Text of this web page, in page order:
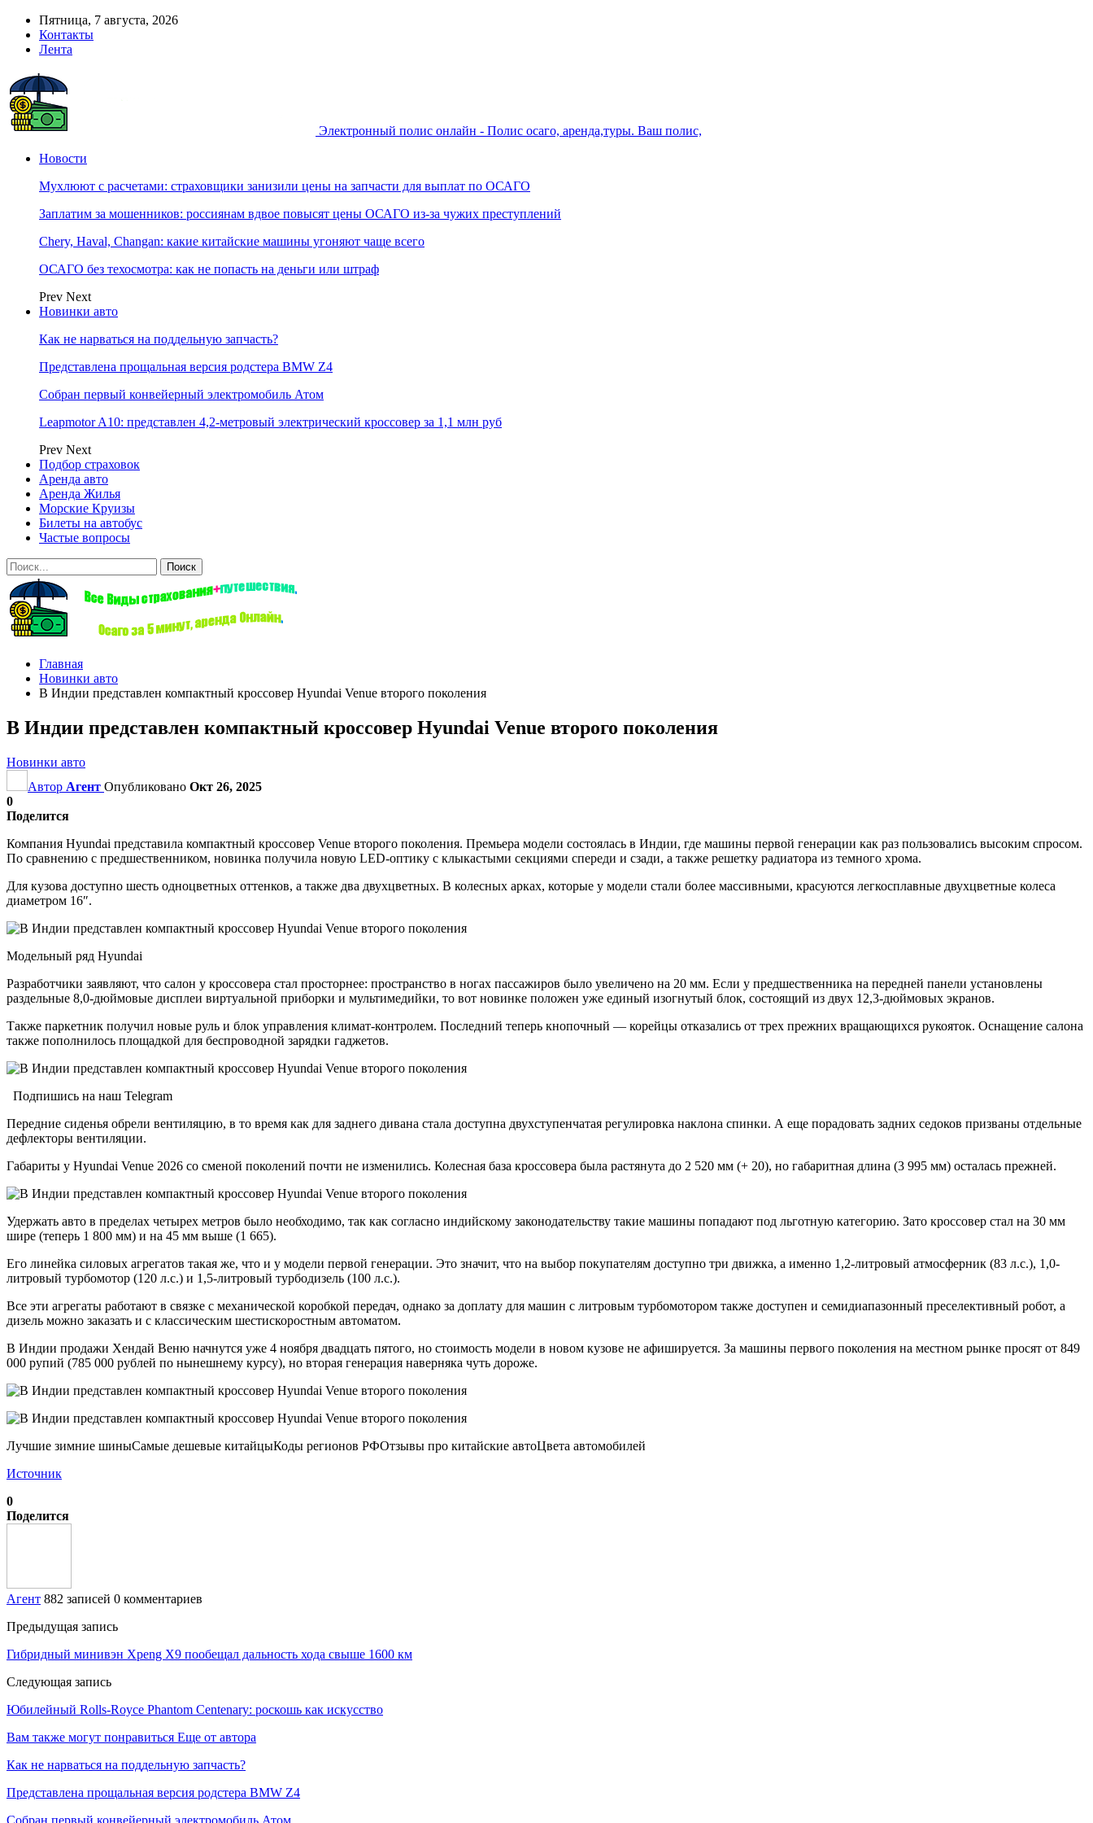
Пятница, 7 августа, 2026
Контакты
Лента
Электронный полис онлайн - Полис осаго, аренда,туры. Ваш полис,
Новости
Мухлюют с расчетами: страховщики занизили цены на запчасти для выплат по ОСАГО
Заплатим за мошенников: россиянам вдвое повысят цены ОСАГО из-за чужих преступлений
Chery, Haval, Changan: какие китайские машины угоняют чаще всего
ОСАГО без техосмотра: как не попасть на деньги или штраф
Prev Next
Новинки авто
Как не нарваться на поддельную запчасть?
Представлена прощальная версия родстера BMW Z4
Собран первый конвейерный электромобиль Атом
Leapmotor A10: представлен 4,2-метровый электрический кроссовер за 1,1 млн руб
Prev Next
Подбор страховок
Аренда авто
Аренда Жилья
Морские Круизы
Билеты на автобус
Частые вопросы
Главная
Новинки авто
В Индии представлен компактный кроссовер Hyundai Venue второго поколения
В Индии представлен компактный кроссовер Hyundai Venue второго поколения
Новинки авто
Автор Агент Опубликовано Окт 26, 2025
0
Поделится
Компания Hyundai представила компактный кроссовер Venue второго поколения. Премьера модели состоялась в Индии, где машины первой генерации как раз пользовались высоким спросом.
По сравнению с предшественником, новинка получила новую LED-оптику с клыкастыми секциями спереди и сзади, а также решетку радиатора из темного хрома.
Для кузова доступно шесть одноцветных оттенков, а также два двухцветных. В колесных арках, которые у модели стали более массивными, красуются легкосплавные двухцветные колеса
диаметром 16″.
Модельный ряд Hyundai
Разработчики заявляют, что салон у кроссовера стал просторнее: пространство в ногах пассажиров было увеличено на 20 мм. Если у предшественника на передней панели установлены
раздельные 8,0-дюймовые дисплеи виртуальной приборки и мультимедийки, то вот новинке положен уже единый изогнутый блок, состоящий из двух 12,3-дюймовых экранов.
Также паркетник получил новые руль и блок управления климат-контролем. Последний теперь кнопочный — корейцы отказались от трех прежних вращающихся рукояток. Оснащение салона
также пополнилось площадкой для беспроводной зарядки гаджетов.
Подпишись на наш Telegram
Передние сиденья обрели вентиляцию, в то время как для заднего дивана стала доступна двухступенчатая регулировка наклона спинки. А еще порадовать задних седоков призваны отдельные
дефлекторы вентиляции.
Габариты у Hyundai Venue 2026 со сменой поколений почти не изменились. Колесная база кроссовера была растянута до 2 520 мм (+ 20), но габаритная длина (3 995 мм) осталась прежней.
Удержать авто в пределах четырех метров было необходимо, так как согласно индийскому законодательству такие машины попадают под льготную категорию. Зато кроссовер стал на 30 мм
шире (теперь 1 800 мм) и на 45 мм выше (1 665).
Его линейка силовых агрегатов такая же, что и у модели первой генерации. Это значит, что на выбор покупателям доступно три движка, а именно 1,2-литровый атмосферник (83 л.с.), 1,0-
литровый турбомотор (120 л.с.) и 1,5-литровый турбодизель (100 л.с.).
Все эти агрегаты работают в связке с механической коробкой передач, однако за доплату для машин с литровым турбомотором также доступен и семидиапазонный преселективный робот, а
дизель можно заказать и с классическим шестискоростным автоматом.
В Индии продажи Хендай Веню начнутся уже 4 ноября двадцать пятого, но стоимость модели в новом кузове не афишируется. За машины первого поколения на местном рынке просят от 849
000 рупий (785 000 рублей по нынешнему курсу), но вторая генерация наверняка чуть дороже.
Лучшие зимние шиныСамые дешевые китайцыКоды регионов РФОтзывы про китайские автоЦвета автомобилей
Источник
0
Поделится
Агент 882 записей 0 комментариев
Предыдущая запись
Гибридный минивэн Xpeng X9 пообещал дальность хода свыше 1600 км
Следующая запись
Юбилейный Rolls-Royce Phantom Centenary: роскошь как искусство
Вам также могут понравиться Еще от автора
Как не нарваться на поддельную запчасть?
Представлена прощальная версия родстера BMW Z4
Собран первый конвейерный электромобиль Атом